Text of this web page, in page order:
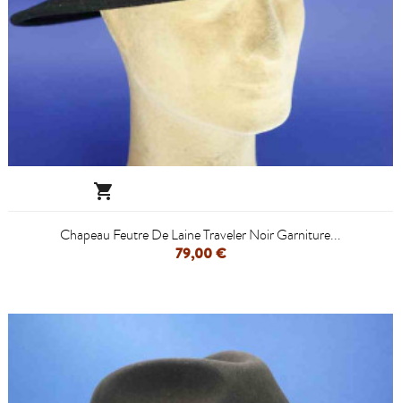

Chapeau Feutre De Laine Traveler Noir Garniture...
79,00 €